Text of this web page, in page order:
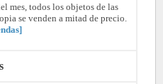
mes, todos los objetos de las
se venden a mitad de precio.